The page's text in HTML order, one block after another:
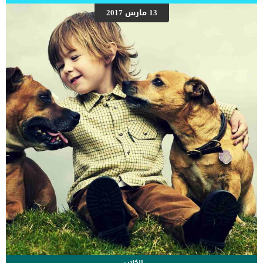
وسكر الدم الطبيعي يتراوح بين 80 و 120. كل ما سبق الى جانب: _الخمول
_لثة شاحبه _ضعف الشهية _قلة الطاقة كما هو الحال بخصوص جميع
انواع السرطان لم يتم تحديد سبب واضح وصريح حتى الان يمكننا تجنبه
وتجنب هذه الاصابة. اقرأ ايضا: هل سمعت عن بدائل انزيمات البنكرياس
فى […]
13 مارس 2017